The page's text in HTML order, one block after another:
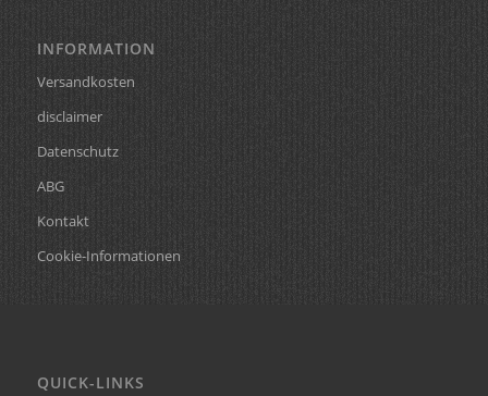
INFORMATION
Versandkosten
disclaimer
Datenschutz
ABG
Kontakt
Cookie-Informationen
QUICK-LINKS